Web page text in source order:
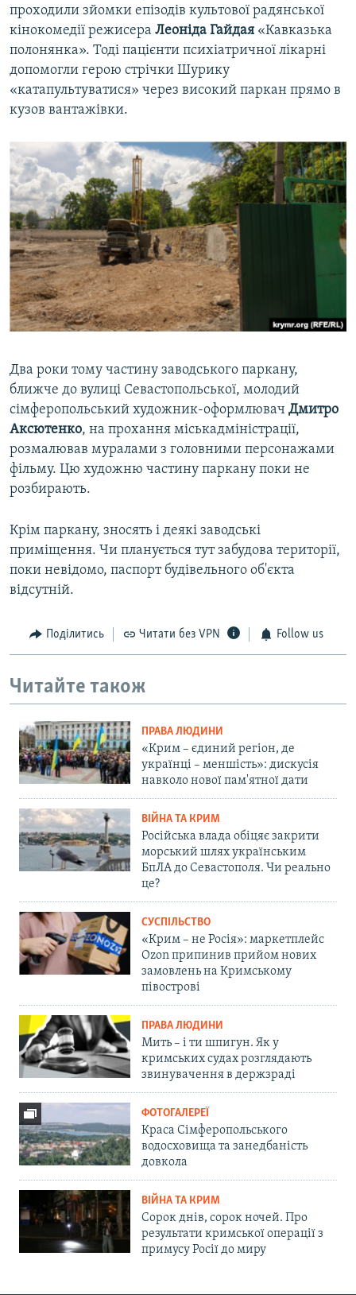
проходили зйомки епізодів культової радянської
кінокомедії режисера Леоніда Гайдая «Кавказька
полонянка». Тоді пацієнти психіатричної лікарні
допомогли герою стрічки Шурику
«катапультуватися» через високий паркан прямо в
кузов вантажівки.
Два роки тому частину заводського паркану,
ближче до вулиці Севастопольської, молодий
сімферопольський художник-оформлювач Дмитро
Аксютенко, на прохання міськадміністрації,
розмалював муралами з головними персонажами
фільму. Цю художню частину паркану поки не
розбирають.
Крім паркану, зносять і деякі заводські
приміщення. Чи планується тут забудова території,
поки невідомо, паспорт будівельного об'єкта
відсутній.
Поділитись Читати без VPN Follow us
Читайте також
ПРАВА ЛЮДИНИ
«Крим – єдиний регіон, де
українці – меншість»: дискусія
навколо нової пам'ятної дати
ВІЙНА ТА КРИМ
Російська влада обіцяє закрити
морський шлях українським
БпЛА до Севастополя. Чи реально
це?
СУСПІЛЬСТВО
«Крим – не Росія»: маркетплейс
Ozon припинив прийом нових
замовлень на Кримському
півострові
ПРАВА ЛЮДИНИ
Мить – і ти шпигун. Як у
кримських судах розглядають
звинувачення в держзраді
ФОТОГАЛЕРЕЇ
Краса Сімферопольського
водосховища та занедбаність
довкола
ВІЙНА ТА КРИМ
Сорок днів, сорок ночей. Про
результати кримської операції з
примусу Росії до миру